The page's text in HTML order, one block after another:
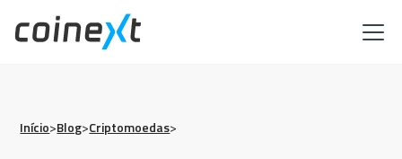
Início>Blog>Criptomoedas>